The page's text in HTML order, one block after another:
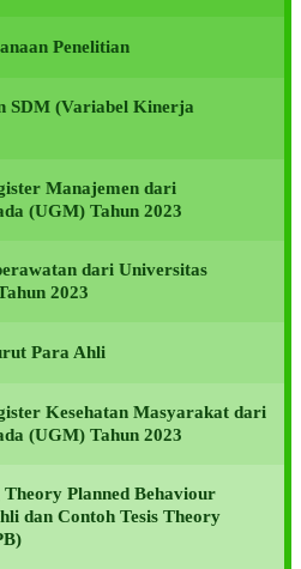
Penelitian
SDM (Variabel Kinerja
Manajemen dari
(UGM) Tahun 2023
dari Universitas
2023
Para Ahli
Kesehatan Masyarakat dari
(UGM) Tahun 2023
Planned Behaviour
dan Contoh Tesis Theory